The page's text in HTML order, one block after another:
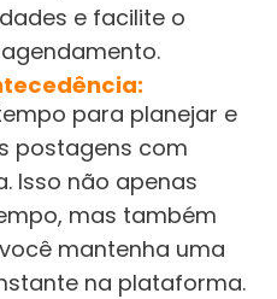
e facilite o
para planejar e
postagens com
Isso não apenas
mas também
mantenha uma
na plataforma.